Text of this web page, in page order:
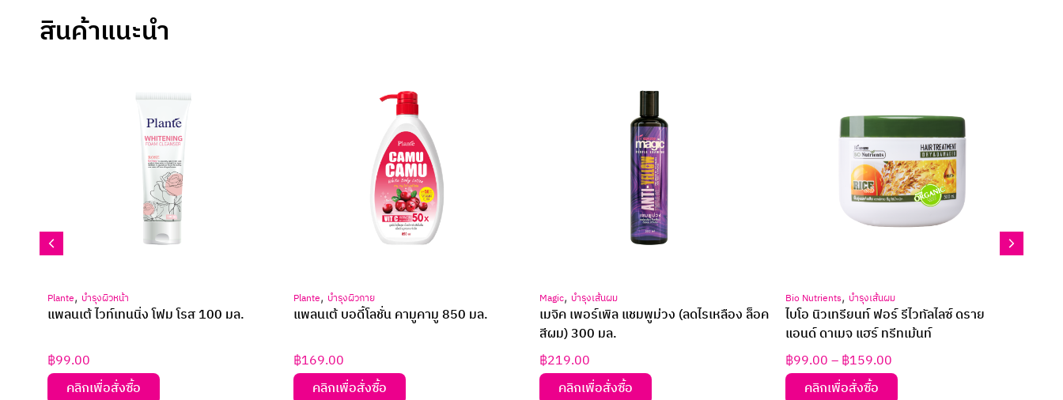
สินค้าแนะนำ
Plante, บำรุงผิวกาย
แพลนเต้ บอดี้โลชั่น คามูคามู 850 มล.
฿169.00
คลิกเพื่อสั่งซื้อ
Magic, บำรุงเส้นผม
เมจิค เพอร์เพิล แชมพูม่วง (ลดไรเหลือง ล็อค
฿219.00
คลิกเพื่อสั่งซื้อ
Bio Nutrients, บำรุงเส้นผม
ไบโอ นิวเทรียนท์ ฟอร์ รีไวทัลไลซ์ ดราย
แอนด์ ดาเมจ แฮร์ ทรีทเม้นท์
฿99.00–
คลิกเพื่อสั่งซื้อ
Bio Nutrients, ทำสีและจัดแต่งทรงผม
ไบโอ นิวเทรียนท์ แชมพูปิดผมขาว ขนาด 30
มล.
฿49.00
คลิกเพื่อสั่งซื้อ